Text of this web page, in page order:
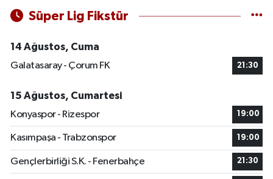
Süper Lig Fikstür
14 Ağustos, Cuma
Galatasaray - Çorum FK
21:30
15 Ağustos, Cumartesi
Konyaspor - Rizespor
19:00
Kasımpaşa - Trabzonspor 19:00
Gençlerbirliği S.K. - Fenerbahçe 21:30